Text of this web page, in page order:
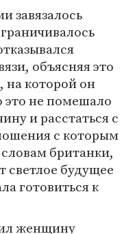
завязалось
объясняя это
на которой он
это не помешало
и расстаться с
с которым
британки,
светлое будущее
готовиться к
женщину